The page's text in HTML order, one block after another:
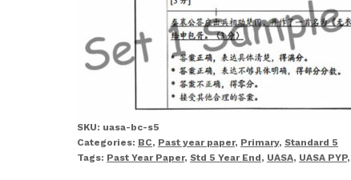
SKU: uasa-bc-s5
Categories: BC, Past year paper, Primary, Standard 5
Tags: Past Year Paper, Std 5 Year End, UASA, UASA PYP,